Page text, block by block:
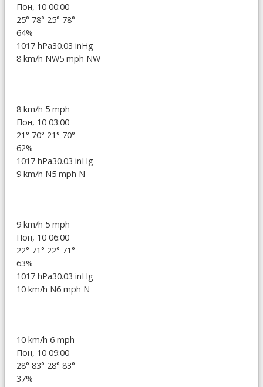
Пон, 10 00:00
25° 78° 25° 78°
64%
1017 hPa30.03 inHg
8 km/h NW5 mph NW
8 km/h 5 mph
Пон, 10 03:00
21° 70° 21° 70°
62%
1017 hPa30.03 inHg
9 km/h N5 mph N
9 km/h 5 mph
Пон, 10 06:00
22° 71° 22° 71°
63%
1017 hPa30.03 inHg
10 km/h N6 mph N
10 km/h 6 mph
Пон, 10 09:00
28° 83° 28° 83°
37%